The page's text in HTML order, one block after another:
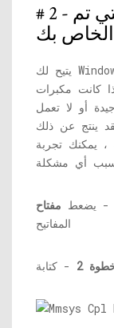
# 2 - تعطيل التحسينات التي تم
بك
يتيح لك Windows تحسين جودة الصوت في مكبرات
كانت مكبرات
أو لا تعمل
ينتج عن ذلك
يمكنك تجربة
- يضعط
المفاتيح
2